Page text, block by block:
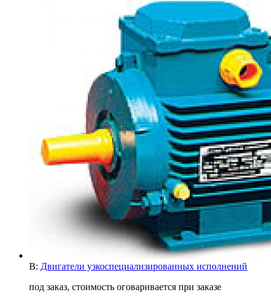
В: Двигатели узкоспециализированных исполнений
под заказ, стоимость оговаривается при заказе